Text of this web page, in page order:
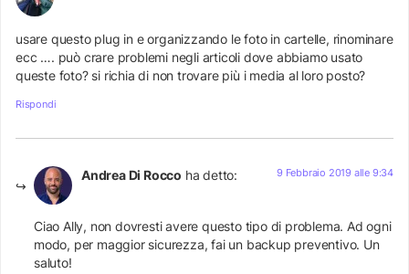
usare questo plug in e organizzando le foto in cartelle, rinominare
ecc …. può crare problemi negli articoli dove abbiamo usato
queste foto? si richia di non trovare più i media al loro posto?
Rispondi
Andrea Di Rocco ha detto: 9 Febbraio 2019 alle 9:34
Ciao Ally, non dovresti avere questo tipo di problema. Ad ogni
modo, per maggior sicurezza, fai un backup preventivo. Un
saluto!